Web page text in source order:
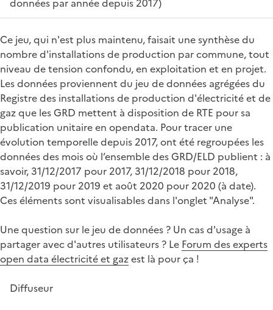
Ce jeu, qui n'est plus maintenu, faisait une synthèse du
nombre d'installations de production par commune, tout
niveau de tension confondu, en exploitation et en projet.
Les données proviennent du jeu de données agrégées du
Registre des installations de production d'électricité et de
gaz que les GRD mettent à disposition de RTE pour sa
publication unitaire en opendata. Pour tracer une
évolution temporelle depuis 2017, ont été regroupées les
données des mois où l’ensemble des GRD/ELD publient : à
savoir, 31/12/2017 pour 2017, 31/12/2018 pour 2018,
31/12/2019 pour 2019 et août 2020 pour 2020 (à date).
Ces éléments sont visualisables dans l'onglet "Analyse".
Une question sur le jeu de données ? Un cas d'usage à
partager avec d'autres utilisateurs ? Le Forum des experts
open data électricité et gazest là pour ça !
Diffuseur